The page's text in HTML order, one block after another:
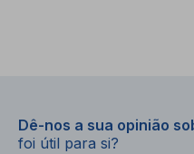
Dê-nos a sua opinião
foi útil para si?